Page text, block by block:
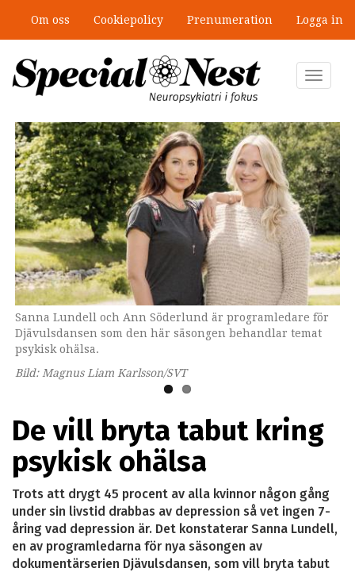
huvudinnehåll
Om oss Cookiepolicy Prenumeration Logga in
Toggle
Sanna Lundell och Ann Söderlund är programledare för
Djävulsdansen som den här säsongen behandlar temat
psykisk ohälsa.
Bild: Magnus Liam Karlsson/SVT
Ann-Linn Guillou är producent för Djävulsdansen.
Foto: Jan Danielsson /SVT
De vill bryta tabut kring
psykisk ohälsa
Trots att drygt 45 procent av alla kvinnor någon gång
under sin livstid drabbas av depression så vet ingen 7-
åring vad depression är. Det konstaterar Sanna Lundell,
en av programledarna för nya säsongen av
dokumentärserien Djävulsdansen, som vill bryta tabut
”Jobbet gick bra – just därför togs
stödet bort”